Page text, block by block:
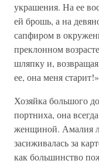
украшения. На ее
ей брошь, а на
сапфиром в
преклонном
шляпку и,
ее, она меня старит!»
Хозяйка большого
портниха, она
женщиной. Амалия
засиживалась за
как большинство